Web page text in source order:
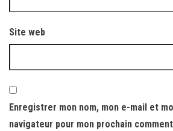
Site web
Enregistrer mon nom, mon e-mail et
navigateur pour mon prochain